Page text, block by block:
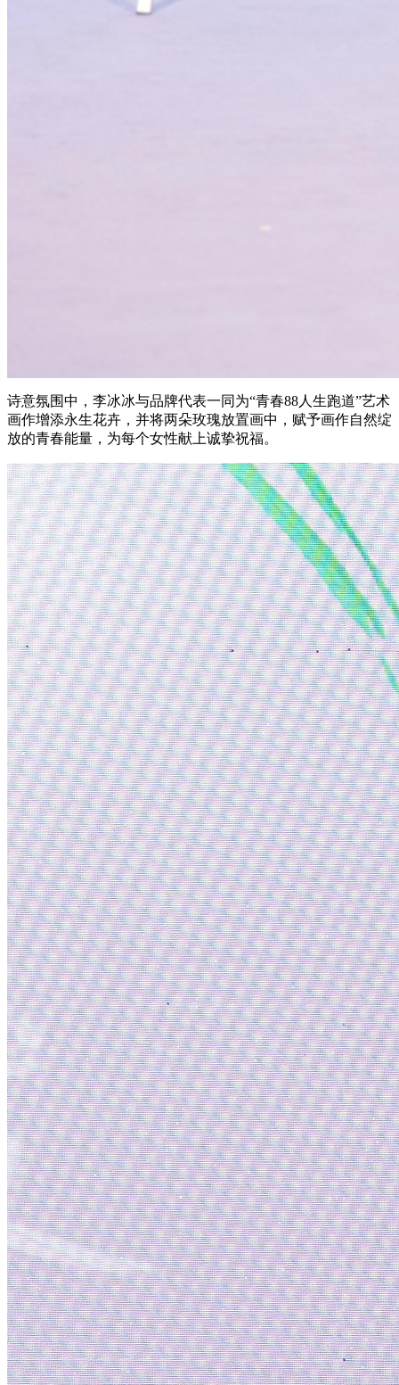
诗意氛围中，李冰冰与品牌代表一同为“青春88人生跑道”艺术
画作增添永生花卉，并将两朵玫瑰放置画中，赋予画作自然绽
放的青春能量，为每个女性献上诚挚祝福。